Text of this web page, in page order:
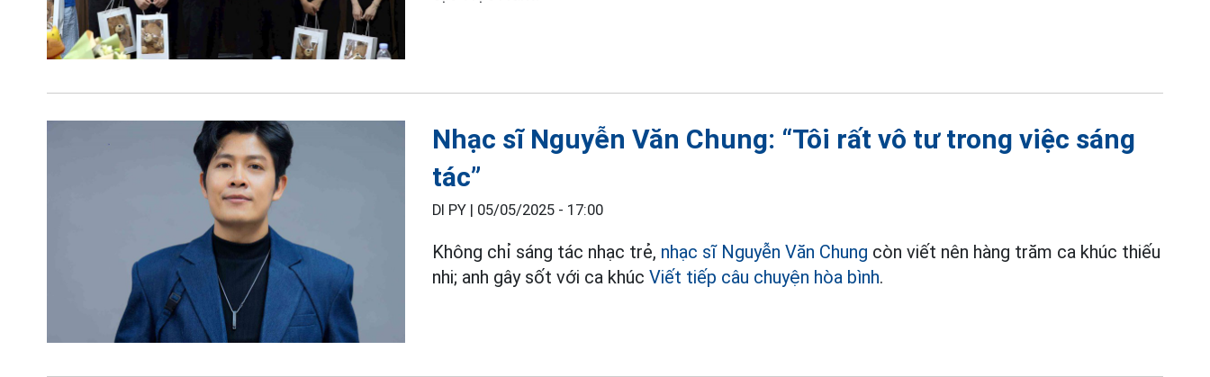
Nhạc sĩ Nguyễn Văn Chung: “Tôi rất vô tư trong việc sáng
tác”
DI PY | 05/05/2025 - 17:00
Không chỉ sáng tác nhạc trẻ, nhạc sĩ Nguyễn Văn Chung còn viết nên hàng trăm ca khúc thiếu
nhi; anh gây sốt với ca khúcViết tiếp câu chuyện hòa bình.